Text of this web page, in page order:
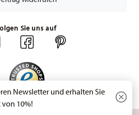
.
Sie uns auf
Newsletter und erhalten Sie
10%!